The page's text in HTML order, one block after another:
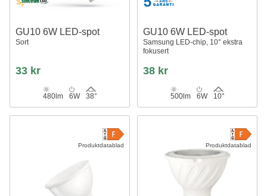
GU10 6W LED-spot
Sort
33 kr
480lm 6W 38°
GU10 6W LED-spot
Samsung LED-chip, 10° ekstra
fokusert
38 kr
500lm 6W 10°
Produktdatablad Produktdatablad